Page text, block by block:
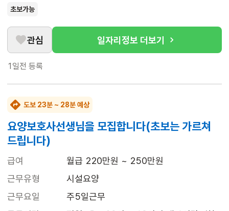
초보가능
관심 일자리정보 더보기
1일전 등록
도보 23분 ~ 28분 예상
요양보호사선생님을 모집합니다(초보는 가르쳐
드립니다)
급여
월급 220만원 ~ 250만원
근무유형
시설요양
근무요일
주5일근무